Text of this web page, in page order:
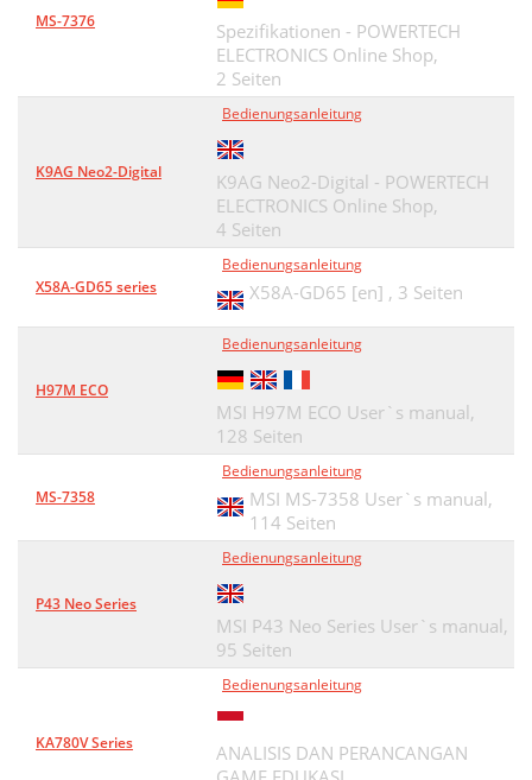
MS-7376
Spezifikationen - POWERTECH
ELECTRONICS Online Shop,
2 Seiten
K9AG Neo2-Digital
Bedienungsanleitung
K9AG Neo2-Digital - POWERTECH
ELECTRONICS Online Shop,
4 Seiten
X58A-GD65 series
Bedienungsanleitung
X58A-GD65 [en] , 3 Seiten
H97M ECO
Bedienungsanleitung
MSI H97M ECO User`s manual,
128 Seiten
MS-7358
Bedienungsanleitung
MSI MS-7358 User`s manual,
114 Seiten
P43 Neo Series
Bedienungsanleitung
MSI P43 Neo Series User`s manual,
95 Seiten
KA780V Series
Bedienungsanleitung
ANALISIS DAN PERANCANGAN